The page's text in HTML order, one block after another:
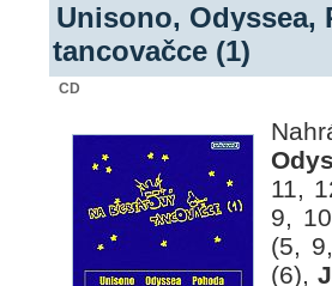
Unisono, Odyssea,
tancovačce (1)
CD
11,
9,
(5,
(6),